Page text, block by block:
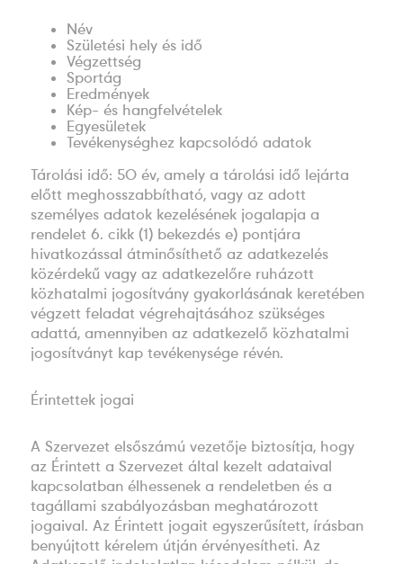
Név
Születési hely és idő
Végzettség
Sportág
Eredmények
Kép- és hangfelvételek
Egyesületek
Tevékenységhez kapcsolódó adatok
Tárolási idő: 50 év, amely a tárolási idő lejárta
előtt meghosszabbítható, vagy az adott
személyes adatok kezelésének jogalapja a
rendelet 6. cikk (1) bekezdés e) pontjára
hivatkozással átminősíthető az adatkezelés
közérdekű vagy az adatkezelőre ruházott
közhatalmi jogosítvány gyakorlásának keretében
végzett feladat végrehajtásához szükséges
adattá, amennyiben az adatkezelő közhatalmi
jogosítványt kap tevékenysége révén.
Érintettek jogai
A Szervezet elsőszámú vezetője biztosítja, hogy
az Érintett a Szervezet által kezelt adataival
kapcsolatban élhessenek a rendeletben és a
tagállami szabályozásban meghatározott
jogaival. Az Érintett jogait egyszerűsített, írásban
benyújtott kérelem útján érvényesítheti. Az